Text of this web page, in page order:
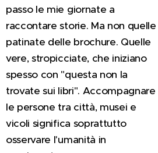
passo le mie giornate a
raccontare storie. Ma non quelle
patinate delle brochure. Quelle
vere, stropicciate, che iniziano
spesso con "questa non la
trovate sui libri". Accompagnare
le persone tra città, musei e
vicoli significa soprattutto
osservare l'umanità in